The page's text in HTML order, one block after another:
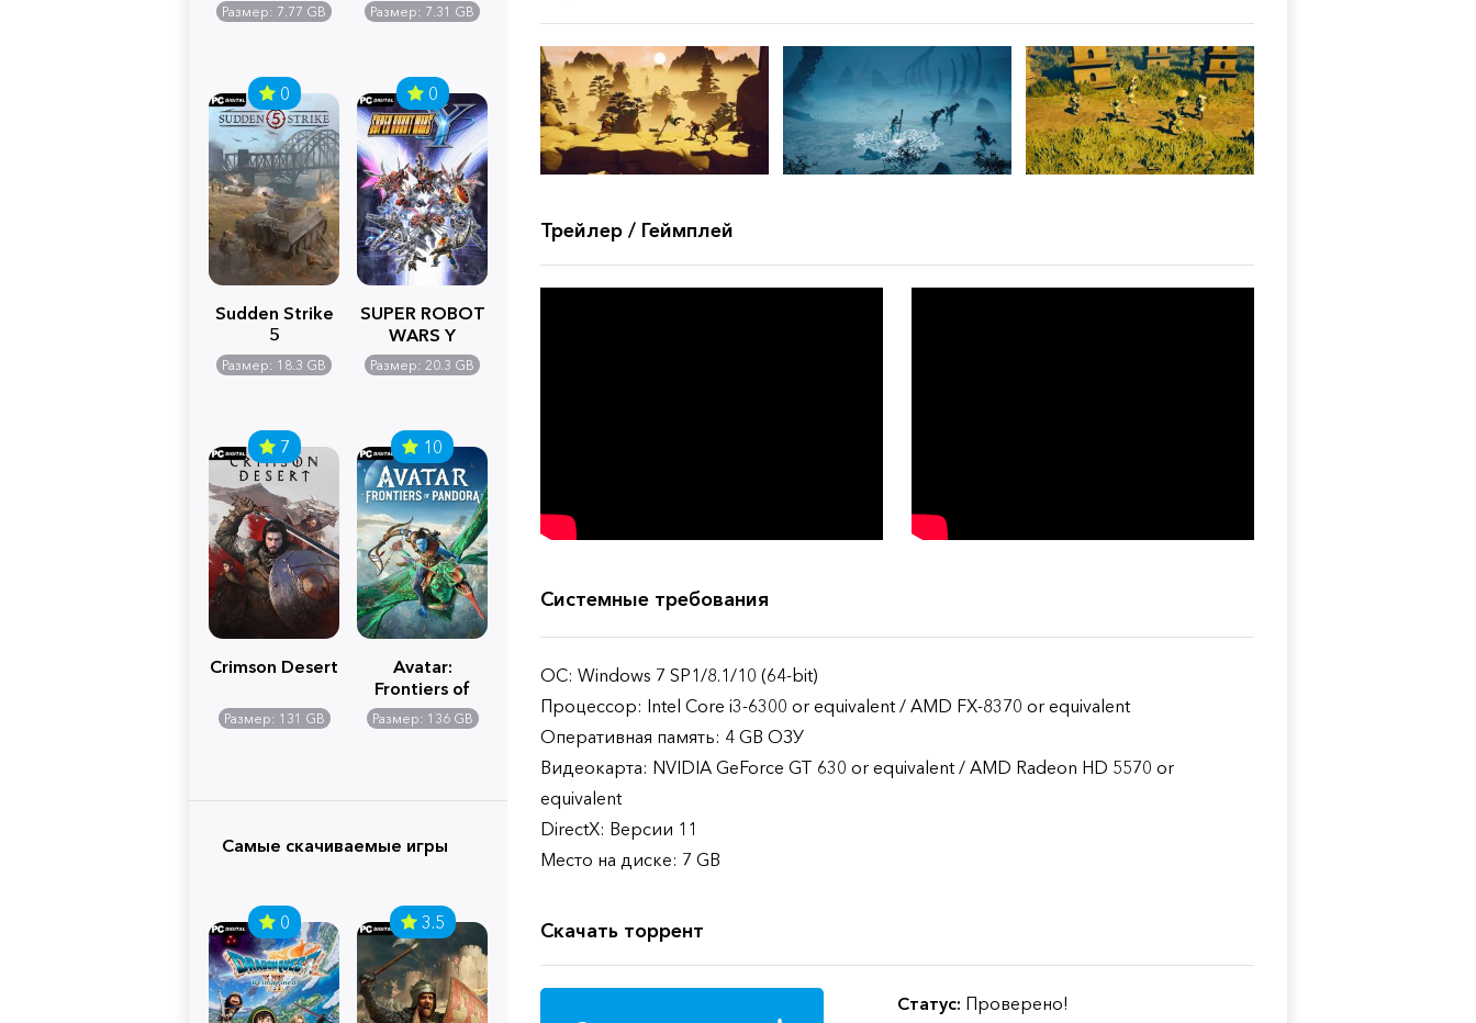
Размер: 7.77 GB
Edition
Размер: 7.31 GB
0
Sudden Strike
5
Размер: 18.3 GB
0
SUPER ROBOT
WARS Y
Размер: 20.3 GB
7
Crimson Desert
Размер: 131 GB
10
Avatar:
Frontiers of
Pandora
Размер: 136 GB
Самые скачиваемые игры
0 3.5
Трейлер / Геймплей
Системные требования
ОС: Windows 7 SP1/8.1/10 (64-bit)
Процессор: Intel Core i3-6300 or equivalent / AMD FX-8370 or equivalent
Оперативная память: 4 GB ОЗУ
Видеокарта: NVIDIA GeForce GT 630 or equivalent / AMD Radeon HD 5570 or
equivalent
DirectX: Версии 11
Место на диске: 7 GB
Скачать торрент
Статус: Проверено!